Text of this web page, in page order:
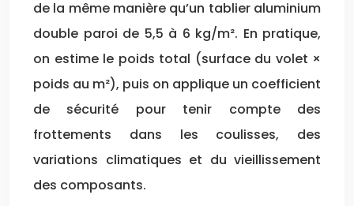
de la même manière qu’un tablier aluminium
double paroi de 5,5 à 6 kg/m². En pratique,
on estime le poids total (surface du volet ×
poids au m²), puis on applique un coefficient
de sécurité pour tenir compte des
frottements dans les coulisses, des
variations climatiques et du vieillissement
des composants.